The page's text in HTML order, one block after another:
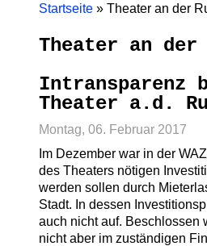
Startseite » Theater an der
Theater an der
Intransparenz
Theater a.d.
Montag, 06. Februar 2017
Im Dezember war in der
des Theaters nötigen
werden sollen durch
Stadt. In dessen
auch nicht auf. Beschlossen
nicht aber im zuständigen